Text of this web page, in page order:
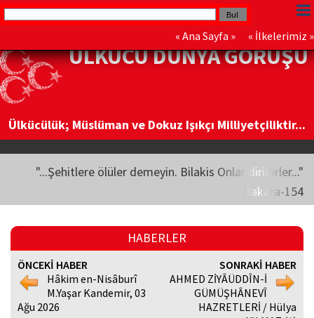
« Ana Sayfa » « İlkelerimiz »
ÜLKÜCÜ DÜNYA GÖRÜŞÜ
Ülkücülük; Müslüman ve Dokuz Işıkçı Milliyetçiliktir...
"...Şehitlere ölüler demeyin. Bilakis Onlar diridirler..."
Bakara-154
HABERLER
ÖNCEKİ HABER
Hâkim en-Nisâburî
M.Yaşar Kandemir, 03
Ağu 2026
SONRAKİ HABER
AHMED ZİYÂÜDDÎN-İ
GÜMÜŞHÂNEVÎ
HAZRETLERİ / Hülya